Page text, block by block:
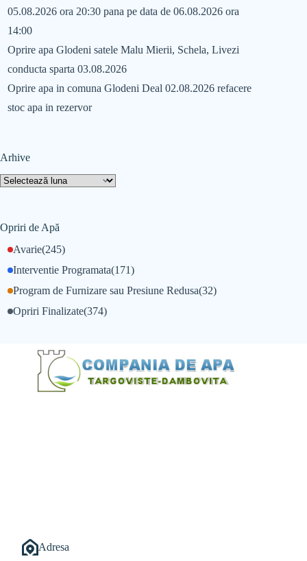
05.08.2026 ora 20:30 pana pe data de 06.08.2026 ora
14:00
Oprire apa Glodeni satele Malu Mierii, Schela, Livezi
conducta sparta 03.08.2026
Oprire apa in comuna Glodeni Deal 02.08.2026 refacere
stoc apa in rezervor
Arhive
Opriri de Apă
Avarie(245)
Interventie Programata(171)
Opriri Finalizate(374)
Program de Furnizare sau Presiune Redusa(32)
Adresa